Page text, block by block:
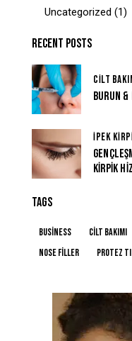
Uncategorized (1)
RECENT POSTS
CILT
BURUN &
İPEK
KIRPIK
TAGS
Business Cilt Bakımı
Nose Filler
protez